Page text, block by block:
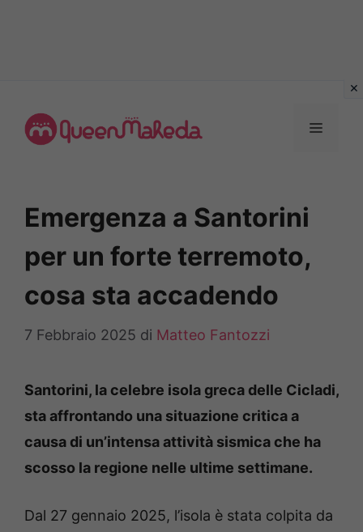
contenuto
MENU
Emergenza a Santorini
per un forte terremoto,
cosa sta accadendo
7 Febbraio 2025 di Matteo Fantozzi
Santorini, la celebre isola greca delle Cicladi,
sta affrontando una situazione critica a
causa di un’intensa attività sismica che ha
scosso la regione nelle ultime settimane.
Dal 27 gennaio 2025, l’isola è stata colpita da